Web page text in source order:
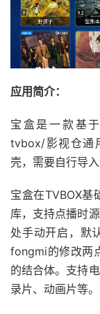
应用简介：
宝盒是一款基
tvbox/影视仓通
壳，需要自行导入
宝盒在TVBOX基
库，支持点播时
处手动开启，默
fongmi的修改两
的结合体。支持
录片、动画片等